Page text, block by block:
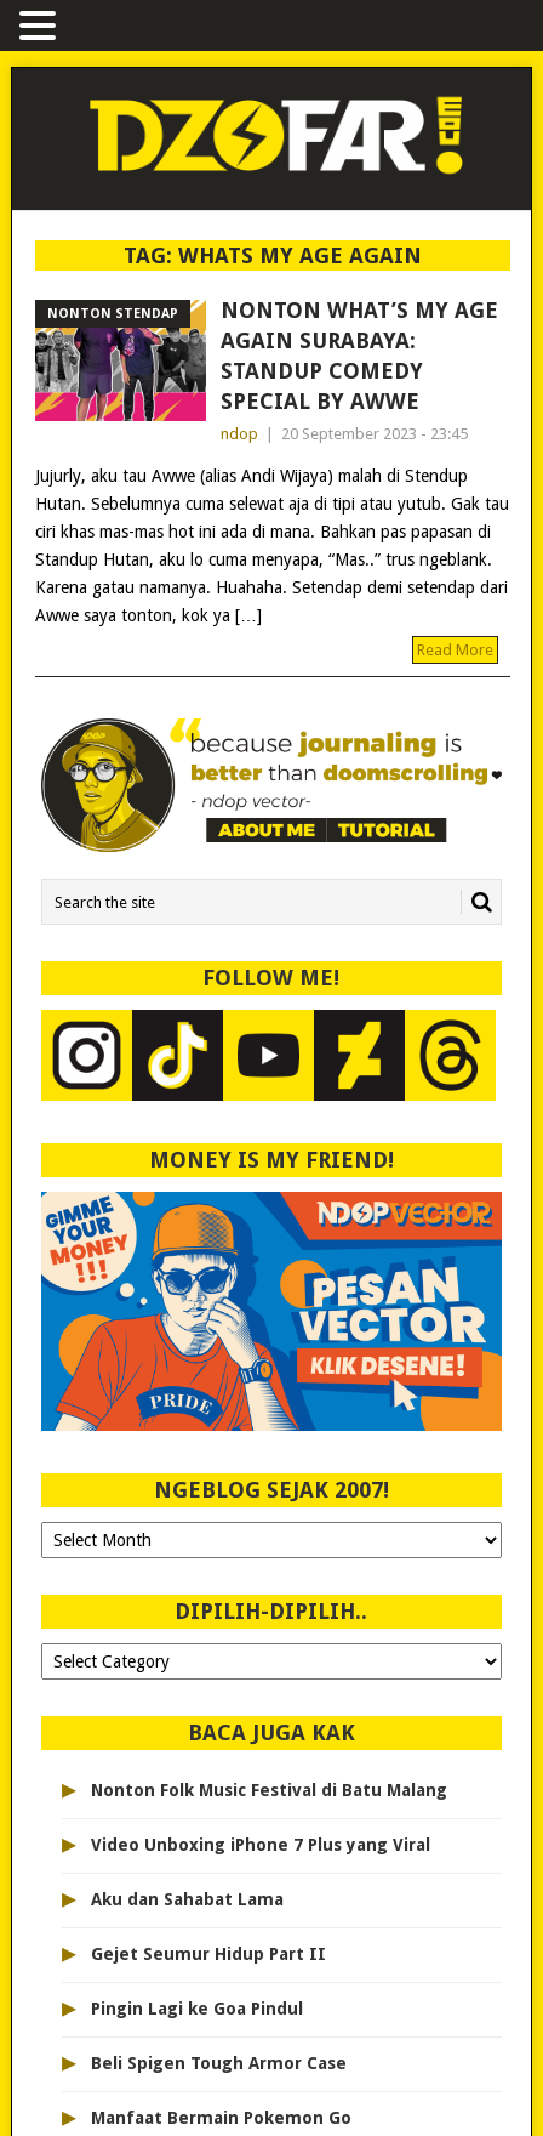
TAG: WHATS MY AGE AGAIN
NONTON STENDAP
NONTON WHAT’S MY AGE
AGAIN SURABAYA:
STANDUP COMEDY
SPECIAL BY AWWE
ndop 20 September 2023 - 23:45
Jujurly, aku tau Awwe (alias Andi Wijaya) malah di Stendup
Hutan. Sebelumnya cuma selewat aja di tipi atau yutub. Gak tau
ciri khas mas-mas hot ini ada di mana. Bahkan pas papasan di
Standup Hutan, aku lo cuma menyapa, “Mas..” trus ngeblank.
Karena gatau namanya. Huahaha. Setendap demi setendap dari
Awwe saya tonton, kok ya […]
Read More
FOLLOW ME!
MONEY IS MY FRIEND!
NGEBLOG SEJAK 2007!
Ngeblog
Sejak
DIPILIH-DIPILIH..
Dipilih-
dipilih..
BACA JUGA KAK
▸ Nonton Folk Music Festival di Batu Malang
▸ Video Unboxing iPhone 7 Plus yang Viral
▸ Aku dan Sahabat Lama
▸ Gejet Seumur Hidup Part II
▸ Pingin Lagi ke Goa Pindul
▸ Beli Spigen Tough Armor Case
▸ Manfaat Bermain Pokemon Go